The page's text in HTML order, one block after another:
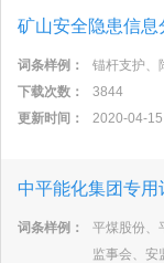
矿山安全隐患信息
词条样例：
锚杆支护、
下载次数：
3844
更新时间：
2020-04-
中平能化集团专用
词条样例：
平煤股份、
监事会、安